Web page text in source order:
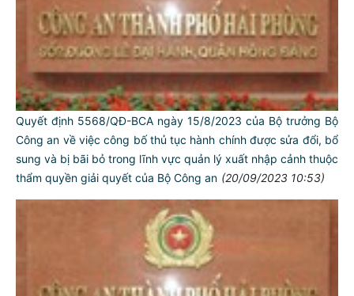
Quyết định 5568/QĐ-BCA ngày 15/8/2023 của Bộ trưởng Bộ
Công an về việc công bố thủ tục hành chính được sửa đổi, bổ
sung và bị bãi bỏ trong lĩnh vực quản lý xuất nhập cảnh thuộc
thẩm quyền giải quyết của Bộ Công an (20/09/2023 10:53)